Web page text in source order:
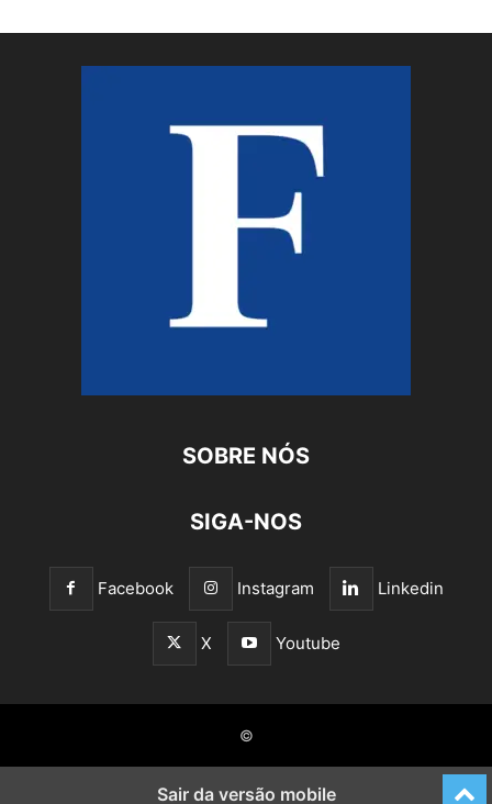
SOBRE NÓS
SIGA-NOS
Facebook Instagram Linkedin
X Youtube
©
Sair da versão mobile